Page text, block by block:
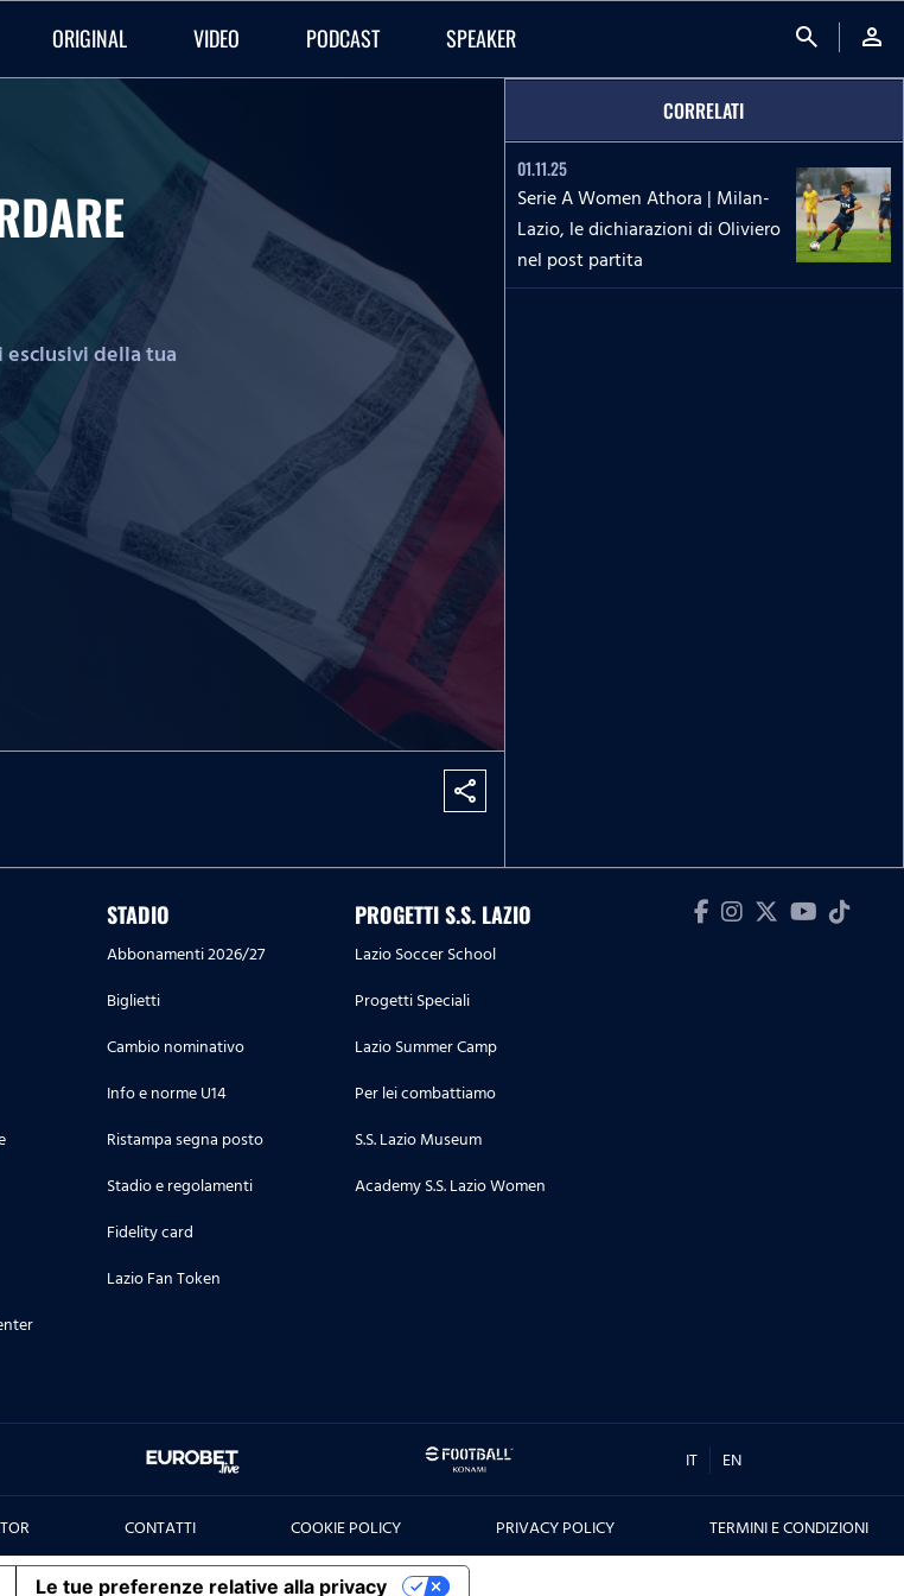
ORIGINAL VIDEO PODCAST SPEAKER search person
della tua
share
CORRELATI
01.11.25
Serie A Women Athora | Milan-
Lazio, le dichiarazioni di Oliviero
nel post partita
STADIO
Abbonamenti 2026/27
Biglietti
Cambio nominativo
Info e norme U14
Ristampa segna posto
Stadio e regolamenti
Fidelity card
Lazio Fan Token
PROGETTI S.S. LAZIO
Lazio Soccer School
Progetti Speciali
Lazio Summer Camp
Per lei combattiamo
S.S. Lazio Museum
Academy S.S. Lazio Women
IT EN
CONTATTI COOKIE POLICY PRIVACY POLICY TERMINI E CONDIZIONI
Le tue preferenze relative alla privacy